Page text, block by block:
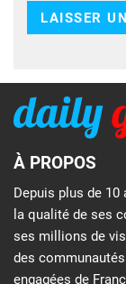
À PROPOS
Depuis plus de 10
la qualité de ses
ses millions de
des
engagées de